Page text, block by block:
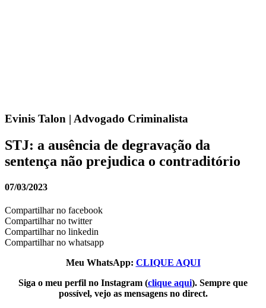
Evinis Talon | Advogado Criminalista
STJ: a ausência de degravação da
sentença não prejudica o contraditório
07/03/2023
Compartilhar no facebook
Compartilhar no twitter
Compartilhar no linkedin
Compartilhar no whatsapp
Meu WhatsApp: CLIQUE AQUI
Siga o meu perfil no Instagram (clique aqui). Sempre que
possível, vejo as mensagens no direct.